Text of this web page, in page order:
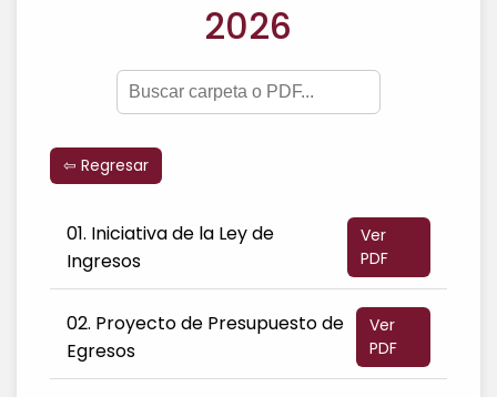
2026
⇦ Regresar
01. Iniciativa de la Ley de
Ingresos
Ver
PDF
02. Proyecto de Presupuesto de
Egresos
Ver
PDF